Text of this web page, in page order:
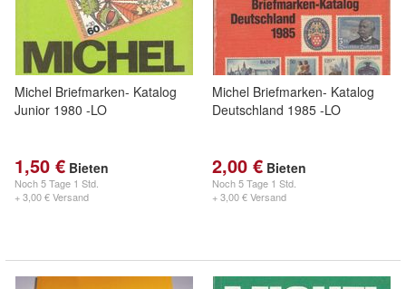
Michel Briefmarken- Katalog
Junior 1980 -LO
1,50 € Bieten
Noch5 Tage 1 Std.
+ 3,00 € Versand
Michel Briefmarken- Katalog
Deutschland 1985 -LO
2,00 € Bieten
Noch5 Tage 1 Std.
+ 3,00 € Versand